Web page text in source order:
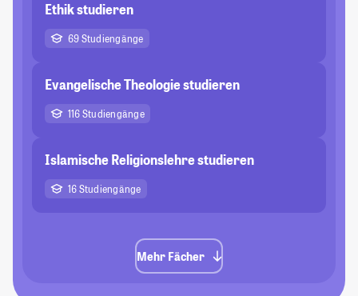
Ethik studieren
69 Studiengänge
Evangelische Theologie studieren
116 Studiengänge
Islamische Religionslehre studieren
16 Studiengänge
Mehr Fächer